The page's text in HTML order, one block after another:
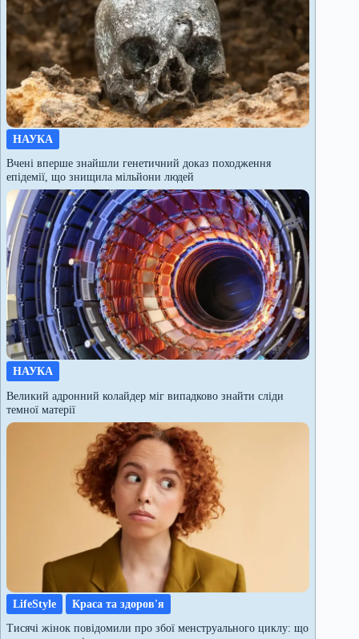
НАУКА
Вчені вперше знайшли генетичний доказ походження
епідемії, що знищила мільйони людей
НАУКА
Великий адронний колайдер міг випадково знайти сліди
темної матерії
LifeStyle
Краса та здоров'я
Тисячі жінок повідомили про збої менструального циклу: що